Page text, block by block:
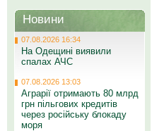
Новини
07.08.2026 16:34
На Одещині виявили
спалах АЧС
07.08.2026 13:03
Аграрії отримають 80 млрд
грн пільгових кредитів
через російську блокаду
моря